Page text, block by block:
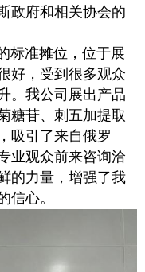
政府和相关协会的
标准摊位，位于展
好，受到很多观众
。我公司展出产品
糖苷、刺五加提取
吸引了来自俄罗
业观众前来咨询洽
的力量，增强了我
信心。